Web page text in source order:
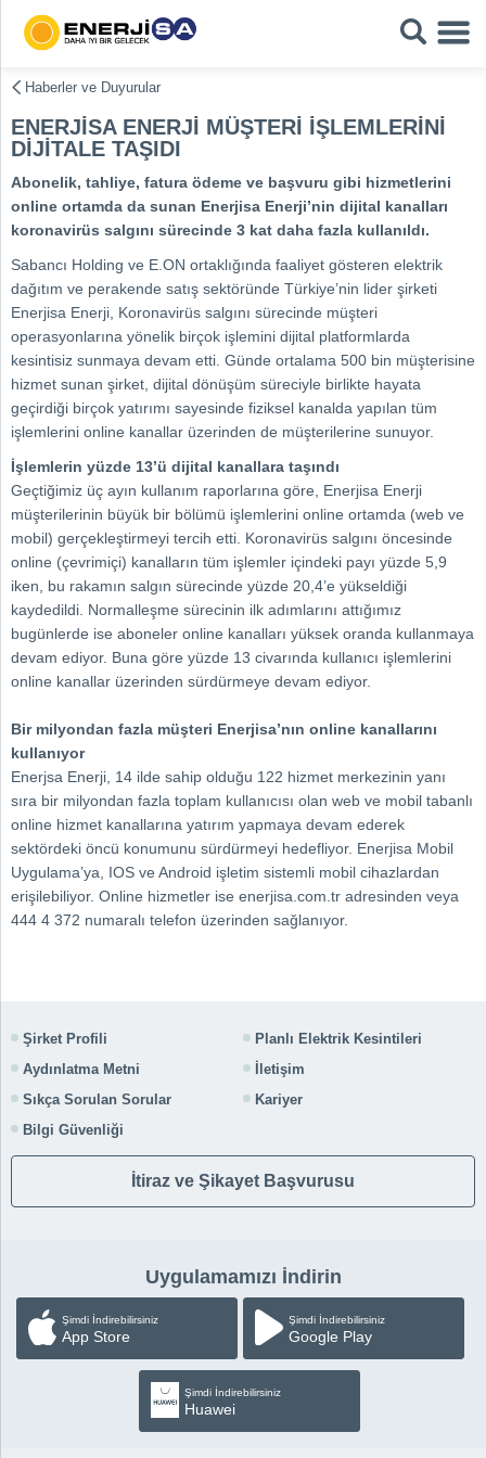
Haberler ve Duyurular
ENERJİSA ENERJİ MÜŞTERİ İŞLEMLERİNİ
DİJİTALE TAŞIDI
Abonelik, tahliye, fatura ödeme ve başvuru gibi hizmetlerini
online ortamda da sunan Enerjisa Enerji’nin dijital kanalları
koronavirüs salgını sürecinde 3 kat daha fazla kullanıldı.
Sabancı Holding ve E.ON ortaklığında faaliyet gösteren elektrik
dağıtım ve perakende satış sektöründe Türkiye’nin lider şirketi
Enerjisa Enerji, Koronavirüs salgını sürecinde müşteri
operasyonlarına yönelik birçok işlemini dijital platformlarda
kesintisiz sunmaya devam etti. Günde ortalama 500 bin müşterisine
hizmet sunan şirket, dijital dönüşüm süreciyle birlikte hayata
geçirdiği birçok yatırımı sayesinde fiziksel kanalda yapılan tüm
işlemlerini online kanallar üzerinden de müşterilerine sunuyor.
İşlemlerin yüzde 13’ü dijital kanallara taşındı
Geçtiğimiz üç ayın kullanım raporlarına göre, Enerjisa Enerji
müşterilerinin büyük bir bölümü işlemlerini online ortamda (web ve
mobil) gerçekleştirmeyi tercih etti. Koronavirüs salgını öncesinde
online (çevrimiçi) kanalların tüm işlemler içindeki payı yüzde 5,9
iken, bu rakamın salgın sürecinde yüzde 20,4’e yükseldiği
kaydedildi. Normalleşme sürecinin ilk adımlarını attığımız
bugünlerde ise aboneler online kanalları yüksek oranda kullanmaya
devam ediyor. Buna göre yüzde 13 civarında kullanıcı işlemlerini
online kanallar üzerinden sürdürmeye devam ediyor.
Bir milyondan fazla müşteri Enerjisa’nın online kanallarını
kullanıyor
Enerjsa Enerji, 14 ilde sahip olduğu 122 hizmet merkezinin yanı
sıra bir milyondan fazla toplam kullanıcısı olan web ve mobil tabanlı
online hizmet kanallarına yatırım yapmaya devam ederek
sektördeki öncü konumunu sürdürmeyi hedefliyor. Enerjisa Mobil
Uygulama’ya, IOS ve Android işletim sistemli mobil cihazlardan
erişilebiliyor. Online hizmetler ise enerjisa.com.tr adresinden veya
444 4 372 numaralı telefon üzerinden sağlanıyor.
Şirket Profili
Planlı Elektrik Kesintileri
Aydınlatma Metni
İletişim
Sıkça Sorulan Sorular
Kariyer
Bilgi Güvenliği
İtiraz ve Şikayet Başvurusu
Uygulamamızı İndirin
Şimdi İndirebilirsiniz
App Store
Şimdi İndirebilirsiniz
Google Play
Şimdi İndirebilirsiniz
Huawei